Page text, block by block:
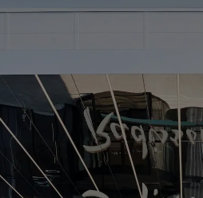
Marcas de Radisson Hotels